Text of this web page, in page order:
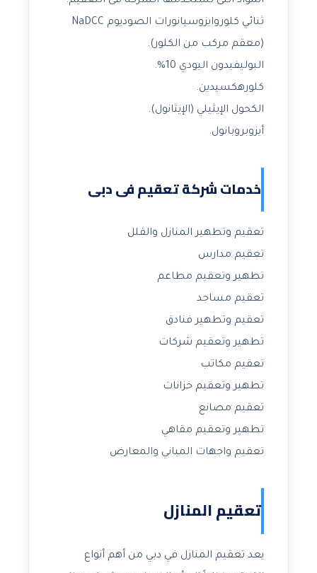
ثنائي كلوروايزوسيانورات الصوديوم NaDCC
(معقم مركب من الكلور).
البوليفيدون اليودي 10%.
كلورهكسيدين.
الكحول الإيثيلي (الإيثانول).
أيزوبروبانول.
خدمات شركة تعقيم فى دبى
تعقيم وتطهير المنازل والفلل
تعقيم مدارس
تطهير وتعقيم مطاعم
تعقيم مساجد
تعقيم وتطهير فنادق
تطهير وتعقيم شركات
تعقيم مكاتب
تطهير وتعقيم خزانات
تعقيم مصانع
تطهير وتعقيم مقاهي
تعقيم واجهات المباني والمعارض
تعقيم المنازل
يعد تعقيم المنازل في دبي من أهم أنواع